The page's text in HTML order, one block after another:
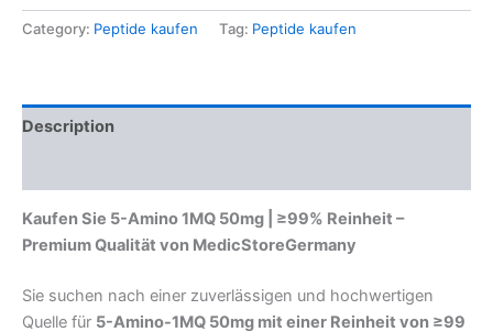
Category: Peptide kaufen Tag: Peptide kaufen
Description
Kaufen Sie 5-Amino 1MQ 50mg | ≥99% Reinheit –
Premium Qualität von MedicStoreGermany
Sie suchen nach einer zuverlässigen und hochwertigen
Quelle für 5-Amino-1MQ 50mg mit einer Reinheit von ≥99